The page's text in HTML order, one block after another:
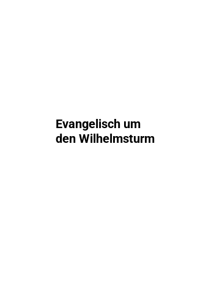
Evangelisch um
den Wilhelmsturm